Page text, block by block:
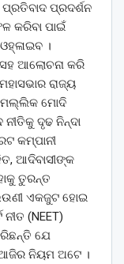
ପ୍ରଦର୍ଶନ
କରିବା ପାଇଁ
।
ଆଲୋଚନା କରି
ରାଜ୍ୟ
ମଲ୍ଲିକ ମୋଦି
ଦୃଢ ନିନ୍ଦା
କମ୍ପାନୀ
ଆଦିବାସୀଙ୍କ
ତୁରନ୍ତ
ଏକଜୁଟ ହୋଇ
(NEET)
ଯେ
ନିୟମ ଅଟେ ।